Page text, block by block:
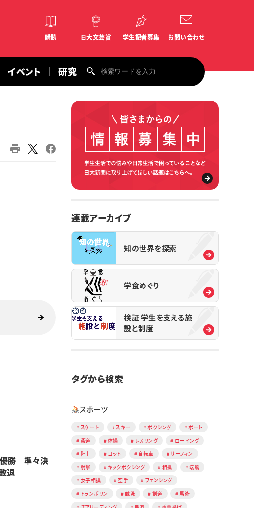
購読 日大文芸賞 学生記者募集 お問い合わせ
イベント 研究
優勝 準々決
退
連載アーカイブ
知の世界を探索
学食めぐり
検証 学生を支える施
設と制度
タグから検索
スポーツ
スケート スキー ボクシング
ボート
柔道
体操 レスリング
ローイング
陸上
ヨット 自転車
サーフィン
射撃
キックボクシング 相撲
端艇
女子相撲
空手
フェンシング
トランポリン
競泳 剣道
馬術